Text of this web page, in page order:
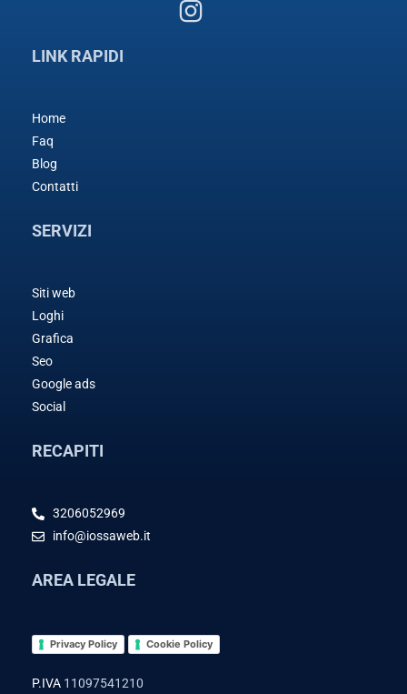
LINK RAPIDI
Home
Faq
Blog
Contatti
SERVIZI
Siti web
Loghi
Grafica
Seo
Google ads
Social
RECAPITI
3206052969
info@iossaweb.it
AREA LEGALE
Privacy Policy Cookie Policy
P.IVA 11097541210